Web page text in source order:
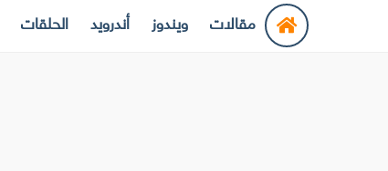
مقالات ويندوز أندرويد الحلقات